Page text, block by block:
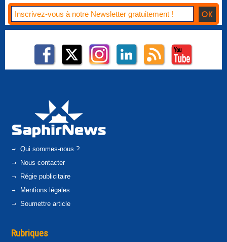
Qui sommes-nous ?
Nous contacter
Régie publicitaire
Mentions légales
Soumettre article
Rubriques